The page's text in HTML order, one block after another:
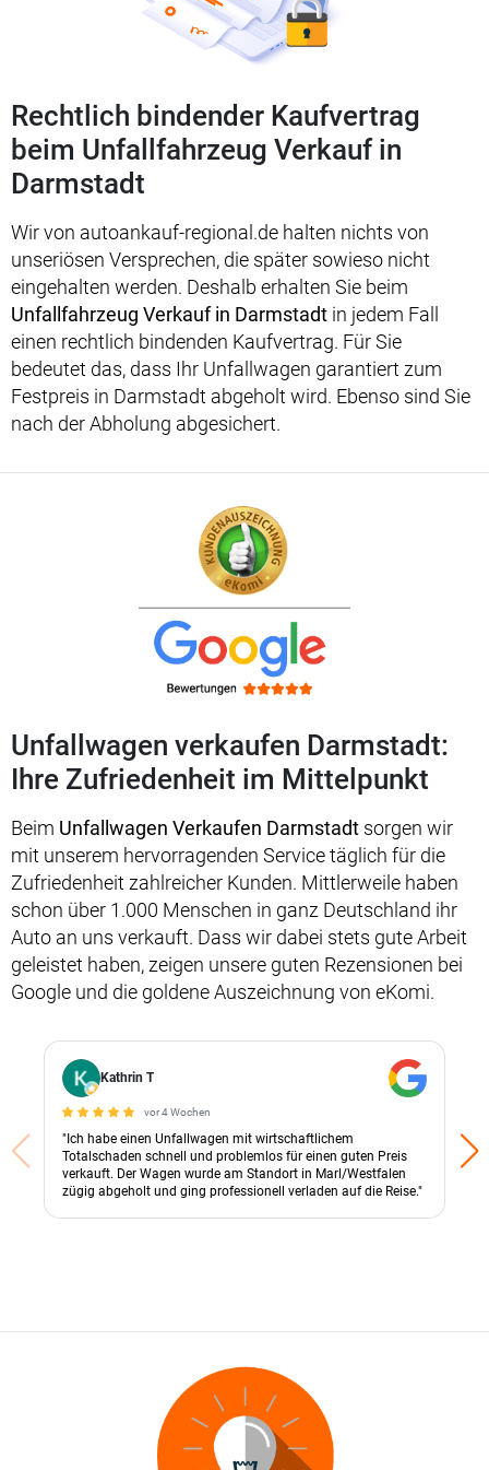
Rechtlich bindender Kaufvertrag
beim Unfallfahrzeug Verkauf in
Darmstadt
Wir von autoankauf-regional.de halten nichts von
unseriösen Versprechen, die später sowieso nicht
eingehalten werden. Deshalb erhalten Sie beim
Unfallfahrzeug Verkauf in Darmstadt in jedem Fall
einen rechtlich bindenden Kaufvertrag. Für Sie
bedeutet das, dass Ihr Unfallwagen garantiert zum
Festpreis in Darmstadt abgeholt wird. Ebenso sind Sie
nach der Abholung abgesichert.
Unfallwagen verkaufen Darmstadt:
Ihre Zufriedenheit im Mittelpunkt
Beim Unfallwagen Verkaufen Darmstadt sorgen wir
mit unserem hervorragenden Service täglich für die
Zufriedenheit zahlreicher Kunden. Mittlerweile haben
schon über 1.000 Menschen in ganz Deutschland ihr
Auto an uns verkauft. Dass wir dabei stets gute Arbeit
geleistet haben, zeigen unsere guten Rezensionen bei
Google und die goldene Auszeichnung von eKomi.
Kathrin T
vor 4 Wochen
"Ich habe einen Unfallwagen mit wirtschaftlichem
Totalschaden schnell und problemlos für einen guten Preis
verkauft. Der Wagen wurde am Standort in Marl/Westfalen
zügig abgeholt und ging professionell verladen auf die Reise."